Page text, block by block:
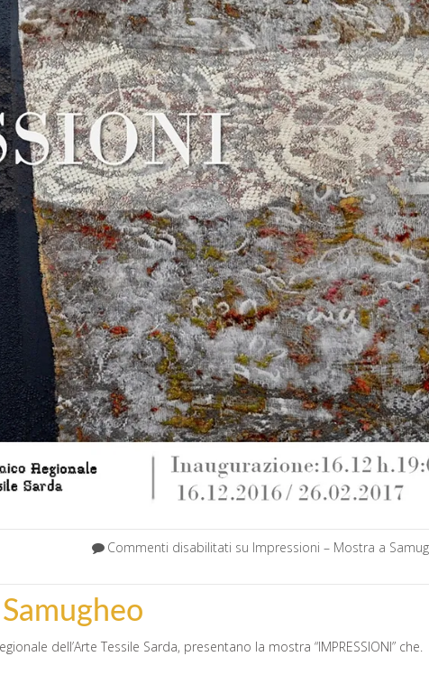
Commenti disabilitati su Impressioni – Mostra a
dell’Arte Tessile Sarda, presentano la mostra “IMPRESSIONI” che.